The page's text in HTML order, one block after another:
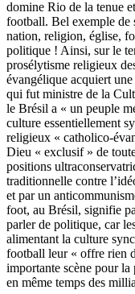
domine Rio de la tenue
football. Bel exemple de
nation, religion, église,
politique ! Ainsi, sur le
prosélytisme religieux
évangélique acquiert
qui fut ministre de la
le Brésil a « un peuple
culture essentiellement
religieux « catholico-
Dieu « exclusif » de
positions
traditionnelle contre
et par un
foot, au Brésil, signifie
parler de politique, car
alimentant la culture
football leur « offre rien
importante scène pour la
en même temps des